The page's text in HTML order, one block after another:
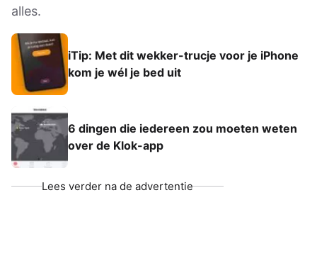
alles.
iTip: Met dit wekker-trucje voor je iPhone
kom je wél je bed uit
6 dingen die iedereen zou moeten weten
over de Klok-app
Lees verder na de advertentie